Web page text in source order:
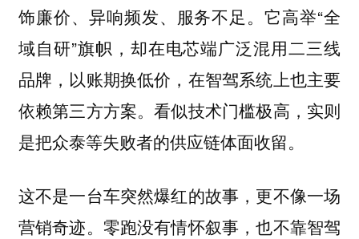
饰廉价、异响频发、服务不足。它高举“全
域自研”旗帜，却在电芯端广泛混用二三线
品牌，以账期换低价，在智驾系统上也主要
依赖第三方方案。看似技术门槛极高，实则
是把众泰等失败者的供应链体面收留。
这不是一台车突然爆红的故事，更不像一场
营销奇迹。零跑没有情怀叙事，也不靠智驾